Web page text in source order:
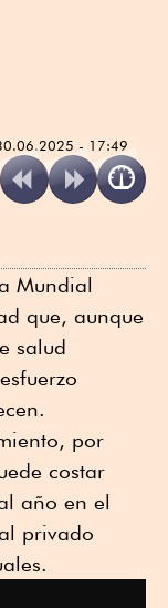
- 17:49
Mundial
que, aunque
salud
por
costar
año en el
privado